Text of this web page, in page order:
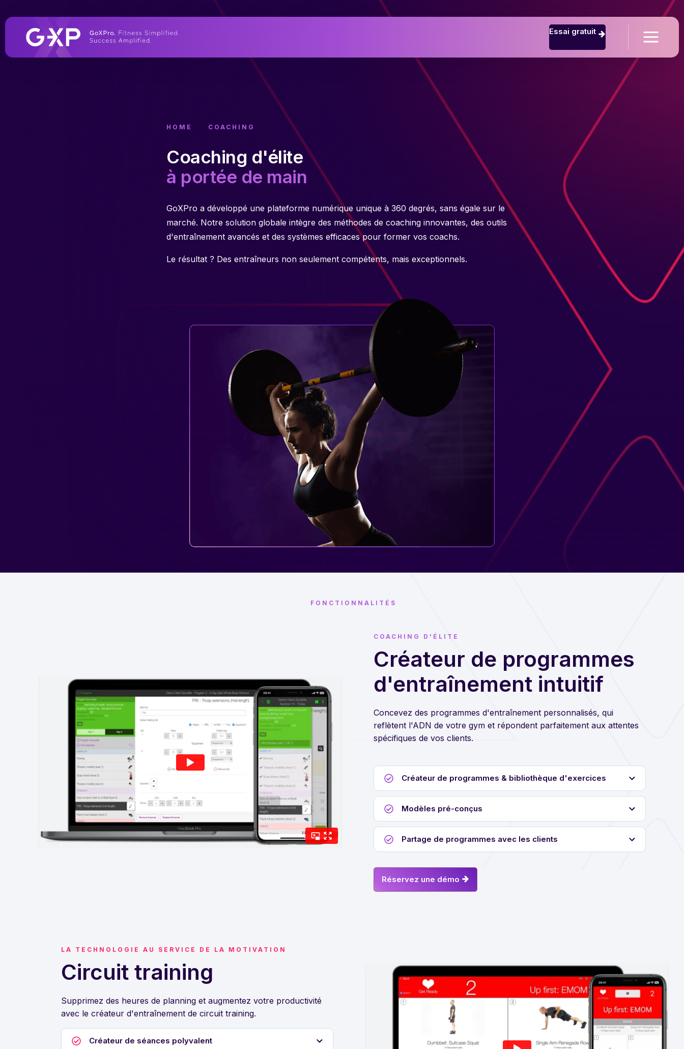
Essai gratuit
HOME COACHING
Coaching d'élite
à portée de main
GoXPro a développé une plateforme numérique unique à 360 degrés, sans égale sur le
marché. Notre solution globale intègre des méthodes de coaching innovantes, des outils
d'entraînement avancés et des systèmes efficaces pour former vos coachs.
Le résultat ? Des entraîneurs non seulement compétents, mais exceptionnels.
FONCTIONNALITÉS
COACHING D'ÉLITE
Créateur de programmes
d'entraînement intuitif
Concevez des programmes d'entraînement personnalisés, qui
reflètent l'ADN de votre gym et répondent parfaitement aux attentes
spécifiques de vos clients.
Créateur de programmes & bibliothèque d'exercices
Modèles pré-conçus
Partage de programmes avec les clients
Réservez une démo
LA TECHNOLOGIE AU SERVICE DE LA MOTIVATION
Circuit training
Supprimez des heures de planning et augmentez votre productivité
avec le créateur d'entraînement de circuit training.
Créateur de séances polyvalent